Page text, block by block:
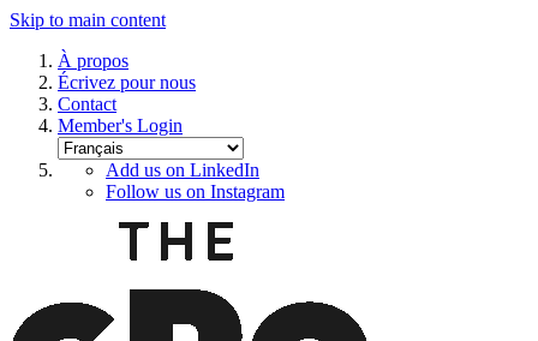
Skip to main content
À propos
Écrivez pour nous
Contact
Member's Login
Add us on LinkedIn
Follow us on Instagram